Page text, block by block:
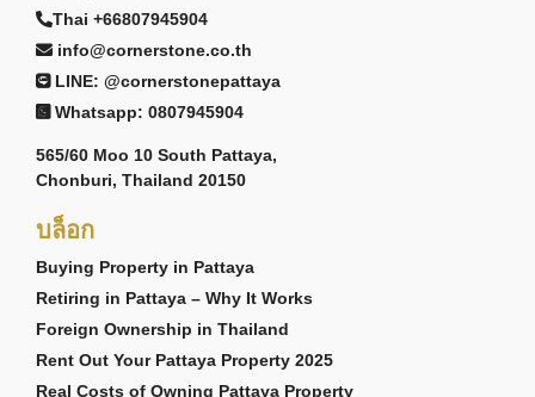
Thai +66807945904
info@cornerstone.co.th
LINE: @cornerstonepattaya
Whatsapp: 0807945904
565/60 Moo 10 South Pattaya,
Chonburi, Thailand 20150
บล็อก
Buying Property in Pattaya
Retiring in Pattaya – Why It Works
Foreign Ownership in Thailand
Rent Out Your Pattaya Property 2025
Real Costs of Owning Pattaya Property